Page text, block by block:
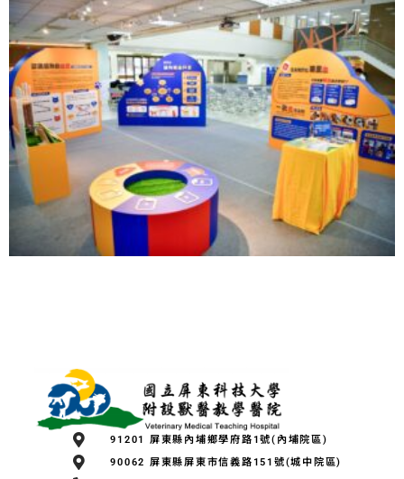
91201 屏東縣內埔鄉學府路1號(內埔院區)
90062 屏東縣屏東市信義路151號(城中院區)